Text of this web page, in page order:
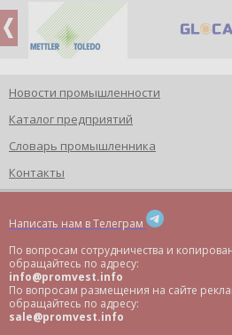
Новости промышленности
Каталог предприятий
Словарь промышленника
Контакты
Написать нам в Телеграм
По вопросам сотрудничества и
обращайтесь по адресу:
info@promvest.info
По вопросам размещения на сайте
обращайтесь по адресу:
sale@promvest.info